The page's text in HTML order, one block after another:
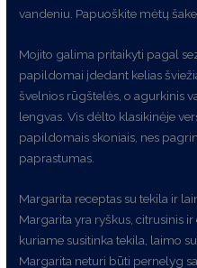
vandeniu. Papuoškite mėtų
Mojito galima pritaikyti pagal
papildomai įdedant kelias
švelnios rūgštelės, o agurkinis
lengvas. Vis dėlto klasikinėje
papildomais skoniais, nes
paprastumas.
Margarita receptas su tekila ir
Margarita yra ryškus, citrusinis
kuriame susitinka tekila, laimo
Margarita neturi būti pernelyg